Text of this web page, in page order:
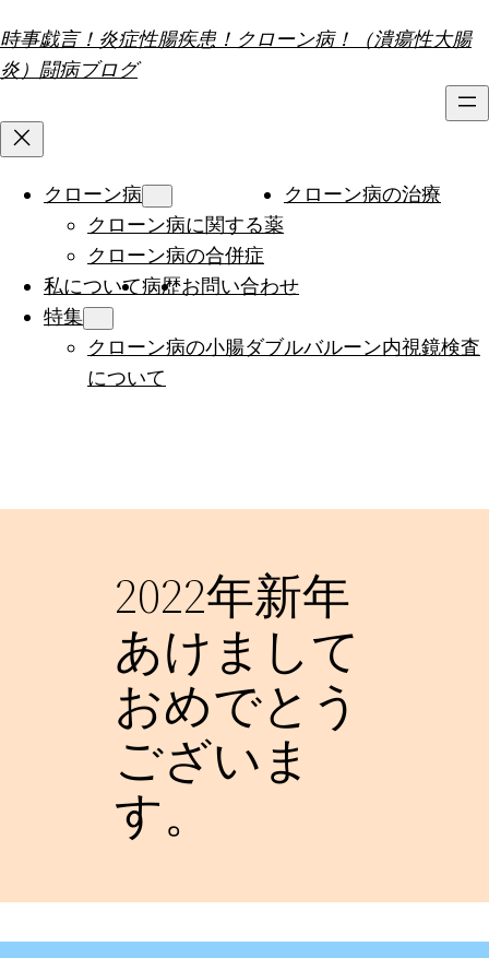
容
を
キ
時事戯言！炎症性腸疾患！クローン病！（潰瘍性大腸
炎）闘病ブログ
クローン病
クローン病に関する薬
クローン病の合併症
クローン病の治療
私について病歴お問い合わせ
特集
クローン病の小腸ダブルバルーン内視鏡検査
について
2022年新年
あけまして
おめでとう
ございま
す。